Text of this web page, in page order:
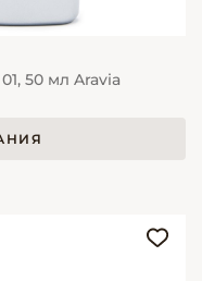
50 мл Aravia